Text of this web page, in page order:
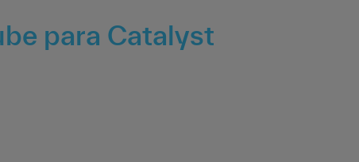
para Catalyst